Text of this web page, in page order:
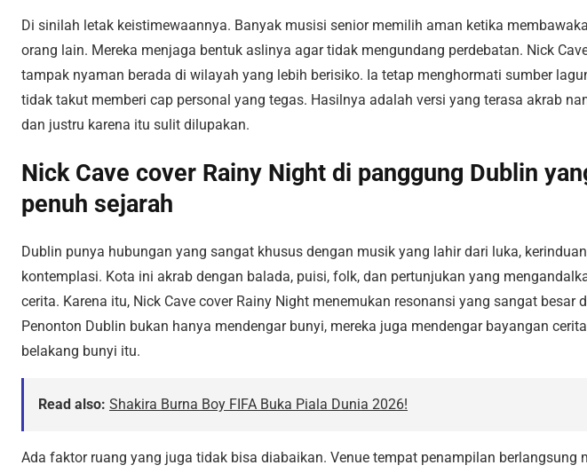
Di sinilah letak keistimewaannya. Banyak musisi senior memilih aman ketika
orang lain. Mereka menjaga bentuk aslinya agar tidak mengundang perdebatan. Nick
tampak nyaman berada di wilayah yang lebih berisiko. Ia tetap menghormati sumber
tidak takut memberi cap personal yang tegas. Hasilnya adalah versi yang terasa akrab
dan justru karena itu sulit dilupakan.
Nick Cave cover Rainy Night di panggung Dublin
penuh sejarah
Dublin punya hubungan yang sangat khusus dengan musik yang lahir dari luka,
kontemplasi. Kota ini akrab dengan balada, puisi, folk, dan pertunjukan yang
cerita. Karena itu, Nick Cave cover Rainy Night menemukan resonansi yang sangat besar
Penonton Dublin bukan hanya mendengar bunyi, mereka juga mendengar bayangan
belakang bunyi itu.
Read also: Shakira Burna Boy FIFA Buka Piala Dunia 2026!
Ada faktor ruang yang juga tidak bisa diabaikan. Venue tempat penampilan berlangsung